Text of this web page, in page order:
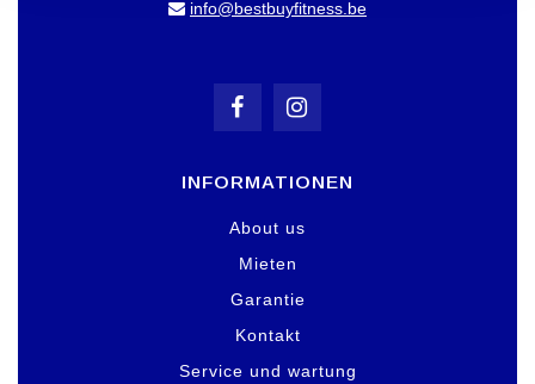
info@bestbuyfitness.be
INFORMATIONEN
About us
Mieten
Garantie
Kontakt
Service und wartung